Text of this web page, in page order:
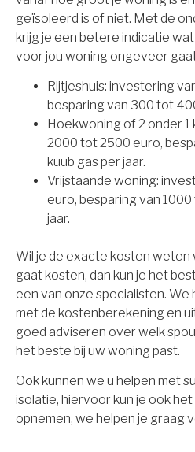
geïsoleerd is of niet. Met de
krijg je een betere indicatie
voor jou woning ongeveer
Rijtjeshuis: investering
besparing van 300 tot
Hoekwoning of 2 onder 1
2000 tot 2500 euro,
kuub gas per jaar.
Vrijstaande woning:
euro, besparing van
jaar.
Wil je de exacte kosten weten
gaat kosten, dan kun je het
een van onze specialisten.
met de kostenberekening en
goed adviseren over welk
het beste bij uw woning past.
Ook kunnen we u helpen met
isolatie, hiervoor kun je ook
opnemen, we helpen je graag